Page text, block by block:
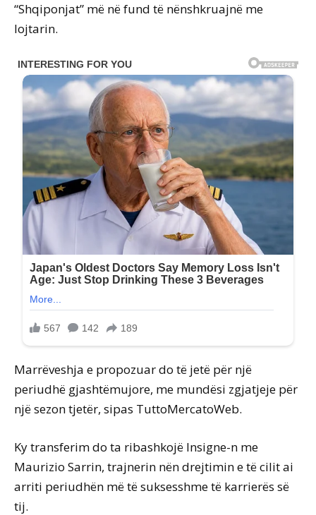
“Shqiponjat” më në fund të nënshkruajnë me
lojtarin.
Marrëveshja e propozuar do të jetë për një
periudhë gjashtëmujore, me mundësi zgjatjeje për
një sezon tjetër, sipas TuttoMercatoWeb.
Ky transferim do ta ribashkojë Insigne-n me
Maurizio Sarrin, trajnerin nën drejtimin e të cilit ai
arriti periudhën më të suksesshme të karrierës së
tij.